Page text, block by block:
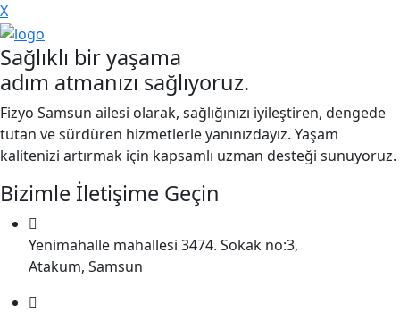
X
Sağlıklı bir yaşama
adım atmanızı sağlıyoruz.
Fizyo Samsun ailesi olarak, sağlığınızı iyileştiren, dengede
tutan ve sürdüren hizmetlerle yanınızdayız. Yaşam
kalitenizi artırmak için kapsamlı uzman desteği sunuyoruz.
Bizimle İletişime Geçin
Yenimahalle mahallesi 3474. Sokak no:3,
Atakum, Samsun